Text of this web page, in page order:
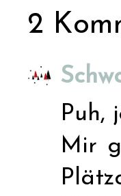
2
Puh,
Mir